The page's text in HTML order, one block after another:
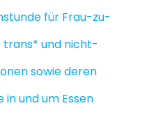
für Frau-zu-
trans* und nicht-
sowie deren
in und um Essen